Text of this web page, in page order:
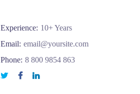
Experience: 10+ Years
Email: email@yoursite.com
Phone: 8 800 9854 863